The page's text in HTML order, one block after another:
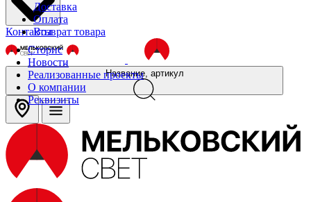
Доставка
Оплата
Возврат товара
Сторис
Новости
Реализованные проекты
О компании
Реквизиты
Контакты
Название, артикул